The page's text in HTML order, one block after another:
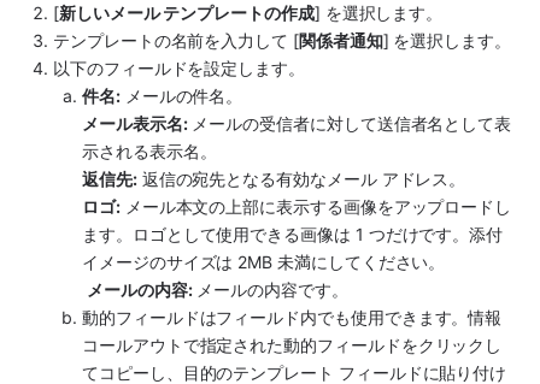
[新しいメール テンプレートの作成] を選択します。
テンプレートの名前を入力して [関係者通知] を選択します。
以下のフィールドを設定します。
件名: メールの件名。
メール表示名: メールの受信者に対して送信者名として表
示される表示名。
返信先: 返信の宛先となる有効なメール アドレス。
ロゴ: メール本文の上部に表示する画像をアップロードし
ます。ロゴとして使用できる画像は 1 つだけです。添付
イメージのサイズは 2MB 未満にしてください。
メールの内容: メールの内容です。
動的フィールドはフィールド内でも使用できます。情報
コールアウトで指定された動的フィールドをクリックし
てコピーし、目的のテンプレート フィールドに貼り付け